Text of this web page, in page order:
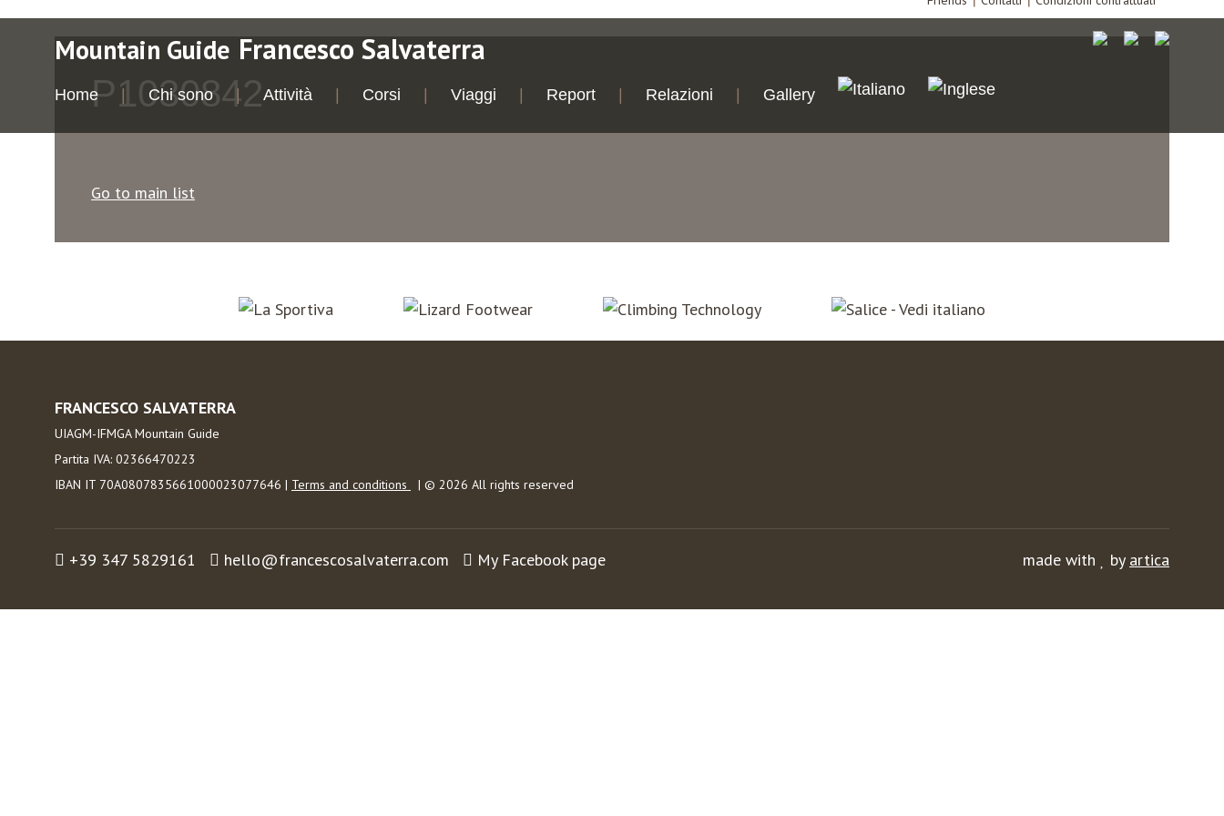
Mountain Guide Francesco Salvaterra
Home Chi sono Attività Corsi Viaggi Report Relazioni Gallery
P1030842
Go to main list
FRANCESCO SALVATERRA
UIAGM-IFMGA Mountain Guide
Partita IVA: 02366470223
IBAN IT 70A0807835661000023077646 | Terms and conditions | © 2026 All rights reserved
+39 347 5829161 hello@francescosalvaterra.com My Facebook page made with by artica